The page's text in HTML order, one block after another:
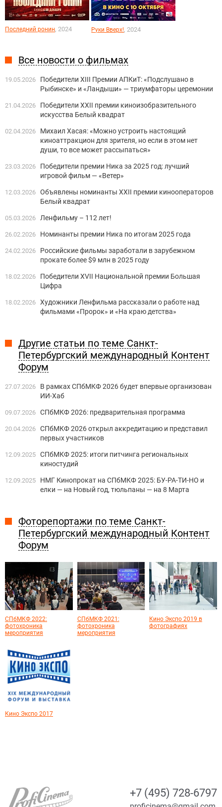
Последний ронин, 2024 Руки Вверх!, 2024
Все новости о фильмах
19.05.2026
Победители XIII Премии АПКиТ: «Подслушано в
Рыбинске» и «Ландыши» — триумфаторы церемонии
21.04.2026
Победители XXII премии киноизобразительного
искусства Белый квадрат
02.04.2026
Михаил Хасая: «Можно устроить настоящий
киноаттракцион для зрителя, но если в этом нет
души, то все может рассыпаться»
23.03.2026
Победители премии Ника за 2025 год: лучший
игровой фильм — «Ветер»
12.03.2026 Объявлены номинанты XXII премии кинооператоров
Белый квадрат
05.03.2026 Ленфильму – 112 лет!
26.02.2026 Номинанты премии Ника по итогам 2025 года
24.02.2026
Российские фильмы заработали в зарубежном
прокате более $9 млн в 2025 году
18.02.2026
Победители XVII Национальной премии Большая
Цифра
18.02.2026 Художники Ленфильма рассказали о работе над
фильмами «Пророк» и «На краю детства»
Другие статьи по теме Санкт-
Петербургский международный Контент
Форум
27.07.2026
В рамках СПбМКФ 2026 будет впервые организован
ИИ-Хаб
09.07.2026 СПбМКФ 2026: предварительная программа
20.04.2026 СПбМКФ 2026 открыл аккредитацию и представил
первых участников
12.09.2025 СПбМКФ 2025: итоги питчинга региональных
киностудий
12.09.2025
НМГ Кинопрокат на СПбМКФ 2025: БУ-РА-ТИ-НО и
елки — на Новый год, тюльпаны — на 8 Марта
Фоторепортажи по теме Санкт-
Петербургский международный Контент
Форум
СПбМКФ 2022:
фотохроника
мероприятия
СПбМКФ 2021:
фотохроника
мероприятия
Кино Экспо 2019 в
фотографиях
Кино Экспо 2017
+7 (495) 728-6797